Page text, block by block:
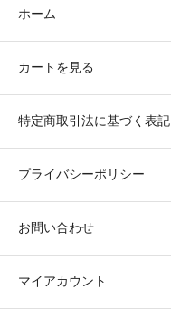
ホーム
カートを見る
特定商取引法に基づく表記
プライバシーポリシー
お問い合わせ
マイアカウント